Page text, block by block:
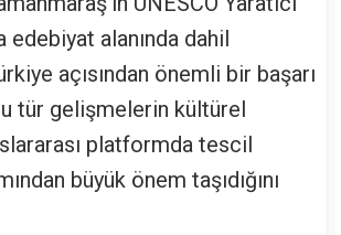
edebiyat alanında dahil
açısından önemli bir başarı
tür gelişmelerin kültürel
platformda tescil
büyük önem taşıdığını